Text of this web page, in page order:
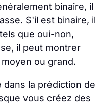
binaire, il
S'il est binaire, il
que oui-non,
il peut montrer
ou grand.
dans la prédiction de
vous créez des